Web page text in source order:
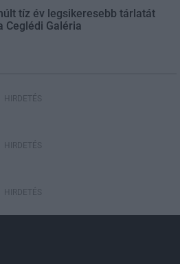
tíz év legsikeresebb tárlatát
Ceglédi Galéria
HIRDETÉS
HIRDETÉS
HIRDETÉS